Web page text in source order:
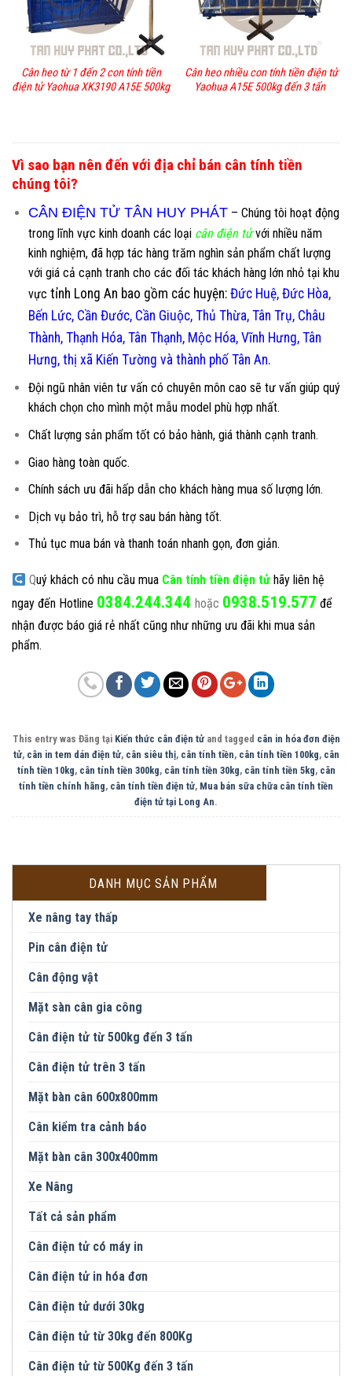
Cân heo từ 1 đến 2 con tính tiền
điện tử Yaohua XK3190 A15E 500kg
Cân heo nhiều con tính tiền điện tử
Yaohua A15E 500kg đến 3 tấn
Vì sao bạn nên đến với địa chỉ bán cân tính tiền
chúng tôi?
CÂN ĐIỆN TỬ TÂN HUY PHÁT – Chúng tôi hoạt động
trong lĩnh vực kinh doanh các loại cân điện tửvới nhiều năm
kinh nghiệm, đã hợp tác hàng trăm nghìn sản phẩm chất lượng
với giá cả cạnh tranh cho các đối tác khách hàng lớn nhỏ tại khu
vực tỉnh Long An bao gồm các huyện: Đức Huệ, Đức Hòa,
Bến Lức, Cần Đước, Cần Giuộc, Thủ Thừa, Tân Trụ, Châu
Thành, Thạnh Hóa, Tân Thạnh, Mộc Hóa, Vĩnh Hưng, Tân
Hưng, thị xã Kiến Tường và thành phố Tân An.
Đội ngũ nhân viên tư vấn có chuyên môn cao sẽ tư vấn giúp quý
khách chọn cho mình một mẫu model phù hợp nhất.
Chất lượng sản phẩm tốt có bảo hành, giá thành cạnh tranh.
Giao hàng toàn quốc.
Chính sách ưu đãi hấp dẫn cho khách hàng mua số lượng lớn.
Dịch vụ bảo trì, hỗ trợ sau bán hàng tốt.
Thủ tục mua bán và thanh toán nhanh gọn, đơn giản.
Quý khách có nhu cầu mua Cân tính tiền điện tử hãy liên hệ
ngay đến Hotline 0384.244.344 hoặc 0938.519.577 để
nhận được báo giá rẻ nhất cũng như những ưu đãi khi mua sản
phẩm.
This entry was Đăng tại Kiến thức cân điện tửand tagged cân in hóa đơn điện
tử, cân in tem dán điện tử, cân siêu thị, cân tính tiền, cân tính tiền 100kg, cân
tính tiền 10kg, cân tính tiền 300kg, cân tính tiền 30kg, cân tính tiền 5kg, cân
tính tiền chính hãng, cân tính tiền điện tử, Mua bán sữa chữa cân tính tiền
điện tử tại Long An.
DANH MỤC SẢN PHẨM
Xe nâng tay thấp
Pin cân điện tử
Cân động vật
Mặt sàn cân gia công
Cân điện tử từ 500kg đến 3 tấn
Cân điện tử trên 3 tấn
Mặt bàn cân 600x800mm
Cân kiểm tra cảnh báo
Mặt bàn cân 300x400mm
Xe Nâng
Tất cả sản phẩm
Cân điện tử có máy in
Cân điện tử in hóa đơn
Cân điện tử dưới 30kg
Cân điện tử từ 30kg đến 800Kg
Cân điện tử từ 500Kg đến 3 tấn